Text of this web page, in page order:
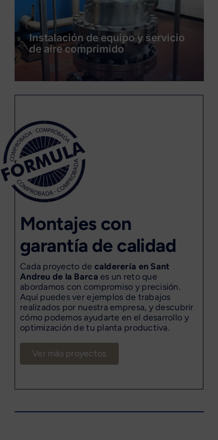
Instalación de servicios y
producto de un nueva línea de
envasado
Montajes con
garantía de calidad
Cada proyecto de calderería en Sant
Andreu de la Barca es un reto que
abordamos con compromiso y precisión.
Aquí puedes ver ejemplos de trabajos
realizados por nuestra empresa, y descubrir
cómo podemos ayudarte en el desarrollo y
optimización de tu planta productiva.
Ver más proyectos